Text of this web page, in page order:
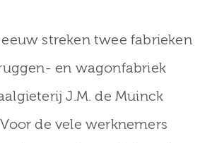
streken twee fabrieken
en wagonfabriek
J.M. de Muinck
de vele werknemers